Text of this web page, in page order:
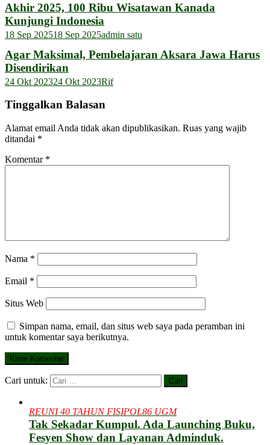
Akhir 2025, 100 Ribu Wisatawan Kanada
Kunjungi Indonesia
18 Sep 202518 Sep 2025admin satu
Agar Maksimal, Pembelajaran Aksara Jawa Harus
Disendirikan
24 Okt 202324 Okt 2023Rif
Tinggalkan Balasan
Alamat email Anda tidak akan dipublikasikan. Ruas yang wajib
ditandai *
Komentar *
Nama *
Email *
Situs Web
Simpan nama, email, dan situs web saya pada peramban ini
untuk komentar saya berikutnya.
Cari untuk:
REUNI 40 TAHUN FISIPOL86 UGM
Tak Sekadar Kumpul. Ada Launching Buku,
Fesyen Show dan Layanan Adminduk.